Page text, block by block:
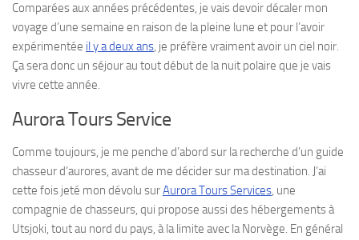
Comparées aux années précédentes, je vais devoir décaler mon
voyage d’une semaine en raison de la pleine lune et pour l’avoir
expérimentée il y a deux ans, je préfère vraiment avoir un ciel noir.
Ça sera donc un séjour au tout début de la nuit polaire que je vais
vivre cette année.
Aurora Tours Service
Comme toujours, je me penche d’abord sur la recherche d’un guide
chasseur d’aurores, avant de me décider sur ma destination. J’ai
cette fois jeté mon dévolu surAurora Tours Services, une
compagnie de chasseurs, qui propose aussi des hébergements à
Utsjoki, tout au nord du pays, à la limite avec la Norvège. En général